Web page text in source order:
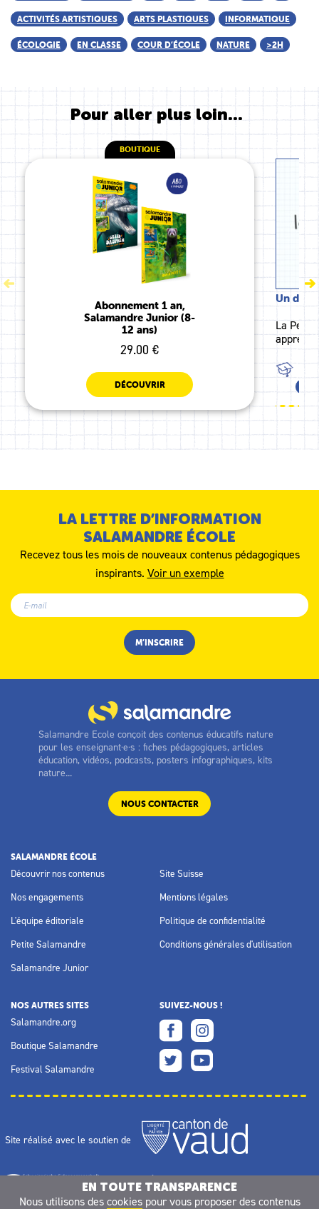
ACTIVITÉS ARTISTIQUES ARTS PLASTIQUES INFORMATIQUE
ÉCOLOGIE EN CLASSE COUR D’ÉCOLE NATURE >2H
Pour aller plus loin...
BOUTIQUE
Abonnement 1 an,
Salamandre Junior (8-
12 ans)
29.00 €
DÉCOUVRIR
Un
La
LA LETTRE D’INFORMATION
SALAMANDRE ÉCOLE
Recevez tous les mois de nouveaux contenus pédagogiques
inspirants. Voir un exemple
Salamandre Ecole conçoit des contenus éducatifs nature
pour les enseignant·e·s : fiches pédagogiques, articles
éducation, vidéos, podcasts, posters infographiques, kits
nature...
NOUS CONTACTER
SALAMANDRE ÉCOLE
Découvrir nos contenus
Nos engagements
L'équipe éditoriale
Petite Salamandre
Salamandre Junior
Site Suisse
Mentions légales
Politique de confidentialité
Conditions générales d'utilisation
NOS AUTRES SITES
Salamandre.org
Boutique Salamandre
Festival Salamandre
SUIVEZ-NOUS !
Site réalisé avec le soutien de
EN TOUTE TRANSPARENCE
Nous utilisons des cookiespour vous proposer des contenus